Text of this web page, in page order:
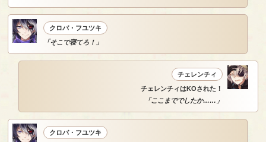
クロバ・フユツキ
「そこで寝てろ！」
チェレンチィ
チェレンチィはKOされた！
「ここまででしたか……」
クロバ・フユツキ